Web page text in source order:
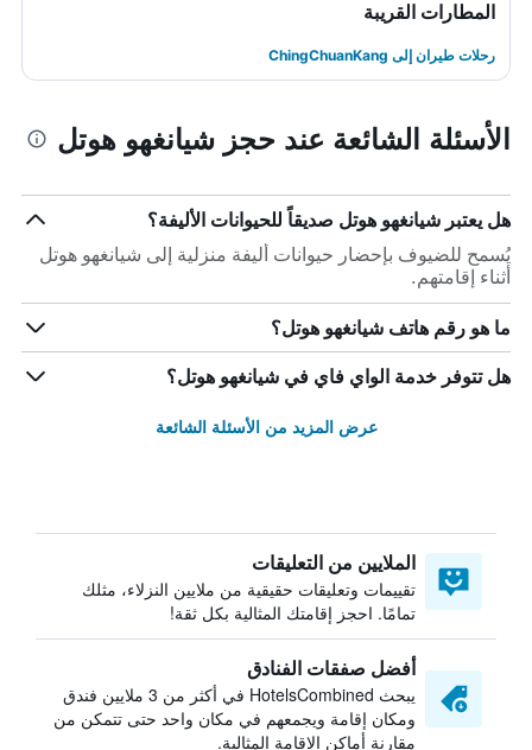
المطارات القريبة
رحلات طيران إلى ChingChuanKang
الأسئلة الشائعة عند حجز شيانغهو هوتل
هل يعتبر شيانغهو هوتل صديقاً للحيوانات الأليفة؟
يُسمح للضيوف بإحضار حيوانات أليفة منزلية إلى شيانغهو هوتل
أثناء إقامتهم.
ما هو رقم هاتف شيانغهو هوتل؟
هل تتوفر خدمة الواي فاي في شيانغهو هوتل؟
عرض المزيد من الأسئلة الشائعة
الملايين من التعليقات
تقييمات وتعليقات حقيقية من ملايين النزلاء، مثلك
تمامًا. احجز إقامتك المثالية بكل ثقة!
أفضل صفقات الفنادق
يبحث HotelsCombined في أكثر من 3 ملايين فندق
ومكان إقامة ويجمعهم في مكان واحد حتى تتمكن من
مقارنة أماكن الإقامة المثالية.